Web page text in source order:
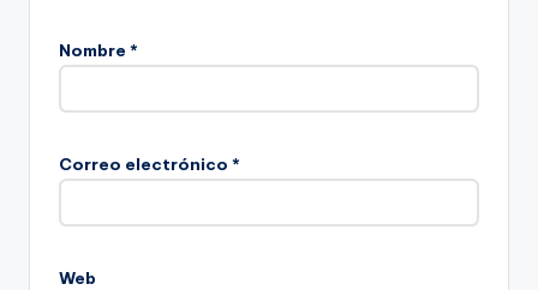
Nombre *
Correo electrónico *
Web